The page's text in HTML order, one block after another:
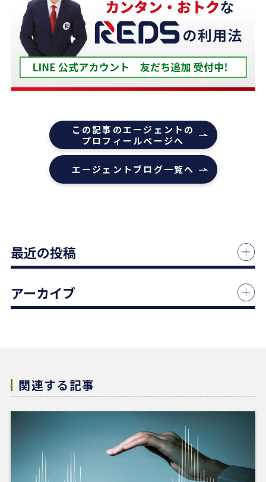
築年数が厳しい条件の中、数々の条件を伝えたとこ
ろ、適切かつ具体的に提案していただきました。
下山さんの人柄も安心でき、打ち合わせの時に、冗
談や笑い話が多く、不動産売却のことを忘れてしま
うほどでした。
また色々な相談もすぐ迅速に対応していただ感謝し
ております。
また機会があれば是非REDSを利用したいし、紹介
していきたいと思います。
エージェントの指名は下山さんをオススメします！
本当にありがとうございました！
担当の志水様は、ベテランならではの豊富な知識で
市場動向や適正価格を丁寧に解説してくださり、終
何より素晴らしいと感じたのは、情報の囲い込み等
を一切行わないという徹底した透明性です。この誠
ています。知人にも自信を持って紹介できる不動産
会社様です。
REDSは、自分でSUUMOなどを使って物件検索がで
きる人にはおすすめだと感じました。
この記事のエージェントの
プロフィールページへ
エージェントブログ一覧へ
最近の投稿
アーカイブ
関連する記事